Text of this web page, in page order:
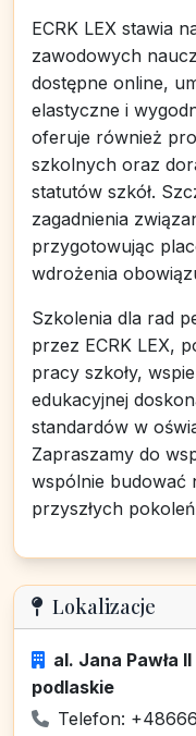
ECRK LEX stawia
zawodowych
dostępne online,
elastyczne i
oferuje również
szkolnych oraz
statutów szkół.
zagadnienia
przygotowując
wdrożenia
Szkolenia dla rad
przez ECRK LEX,
pracy szkoły,
edukacyjnej
standardów w
Zapraszamy do
wspólnie budować
przyszłych
Lokalizacje
al. Jana Pawła
podlaskie
Telefon: